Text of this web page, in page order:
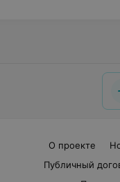
О проекте
Публичный